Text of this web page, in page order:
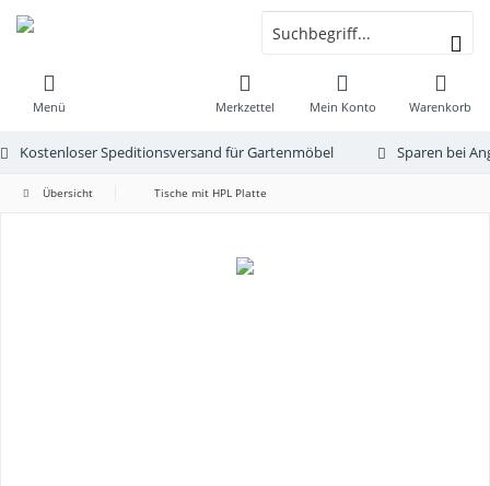
Menü Warenkorb
Merkzettel Mein Konto
Kostenloser Speditionsversand für Gartenmöbel Sparen bei
Übersicht Tische mit HPL Platte